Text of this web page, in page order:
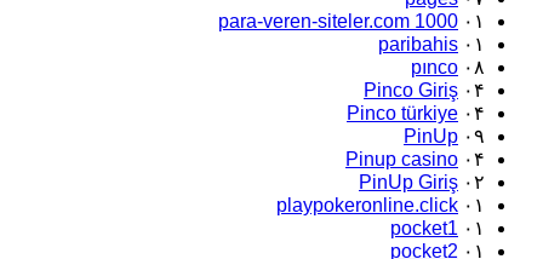
para-veren-siteler.com 1000 ۰۱
paribahis ۰۱
pınco ۰۸
Pinco Giriş ۰۴
Pinco türkiye ۰۴
PinUp ۰۹
Pinup casino ۰۴
PinUp Giriş ۰۲
playpokeronline.click ۰۱
pocket1 ۰۱
pocket2 ۰۱